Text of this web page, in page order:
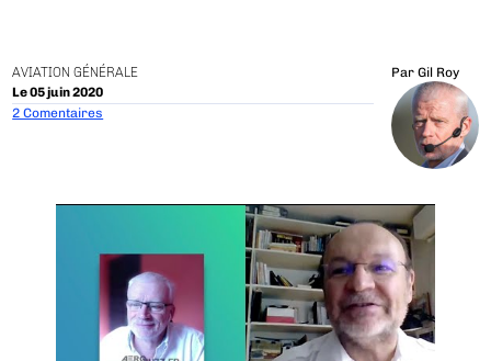
AVIATION GÉNÉRALE
Le 05 juin 2020
Par Gil Roy
2 Comentaires